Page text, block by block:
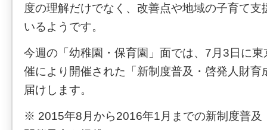
度の理解だけでなく、改善点や地域の子育て支
いるようです。
今週の「幼稚園・保育園」面では、7月3日に
催により開催された「新制度普及・啓発人財育
届けします。
※ 2015年8月から2016年1月までの新制度普及